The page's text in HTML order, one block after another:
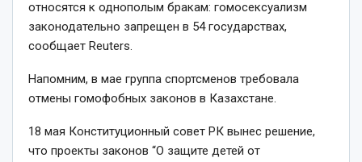
относятся к однополым бракам: гомосексуализм
законодательно запрещен в 54 государствах,
сообщает Reuters.
Напомним, в мае группа спортсменов требовала
отмены гомофобных законов в Казахстане.
18 мая Конституционный совет РК вынес решение,
что проекты законов “О защите детей от